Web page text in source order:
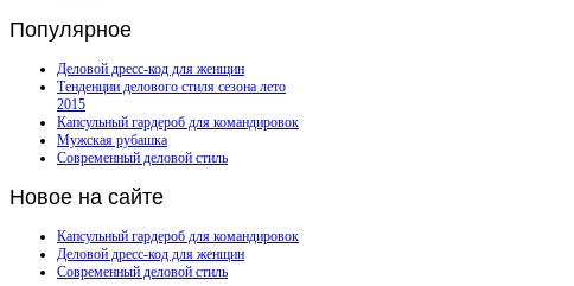
Популярное
Деловой дресс-код для женщин
Тенденции делового стиля сезона лето
2015
Капсульный гардероб для командировок
Мужская рубашка
Современный деловой стиль
Новое на сайте
Капсульный гардероб для командировок
Деловой дресс-код для женщин
Современный деловой стиль